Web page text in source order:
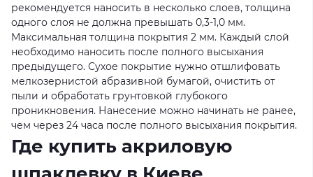
рекомендуется наносить в несколько слоев, толщина
одного слоя не должна превышать 0,3-1,0 мм.
Максимальная толщина покрытия 2 мм. Каждый слой
необходимо наносить после полного высыхания
предыдущего. Сухое покрытие нужно отшлифовать
мелкозернистой абразивной бумагой, очистить от
пыли и обработать грунтовкой глубокого
проникновения. Нанесение можно начинать не ранее,
чем через 24 часа после полного высыхания покрытия.
Где купить акриловую